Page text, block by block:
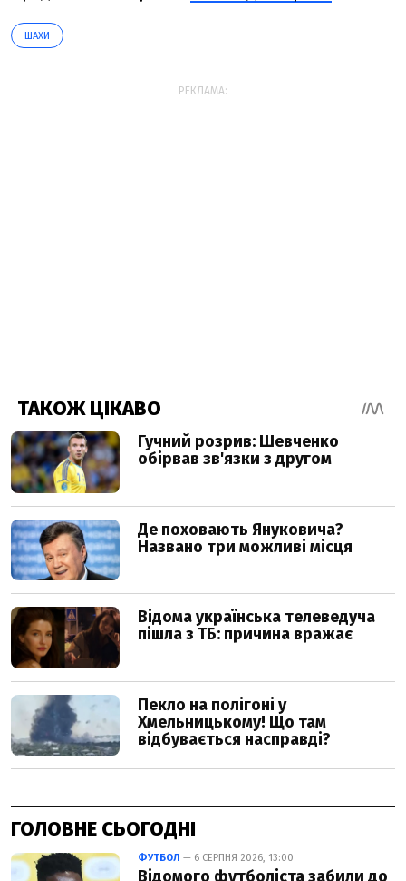
ШАХИ
РЕКЛАМА:
ГОЛОВНЕ СЬОГОДНІ
ФУТБОЛ — 6 СЕРПНЯ 2026, 13:00
Відомого футболіста забили до